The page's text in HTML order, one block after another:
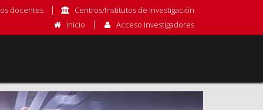
docentes
Centros/Institutos de Investigación
Inicio
Acceso Investigadores